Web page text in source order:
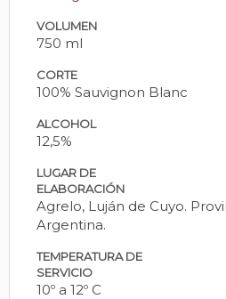
VOLUMEN
750 ml
CORTE
100% Sauvignon Blanc
ALCOHOL
12,5%
LUGAR DE
ELABORACIÓN
Agrelo, Luján de Cuyo.
Argentina.
TEMPERATURA DE
SERVICIO
10º a 12º C